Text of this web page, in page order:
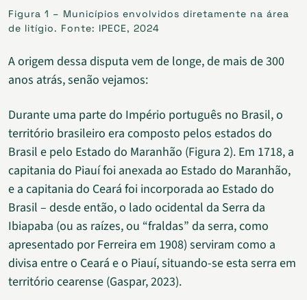
Figura 1 – Municípios envolvidos diretamente na área
de litígio. Fonte: IPECE, 2024
A origem dessa disputa vem de longe, de mais de 300
anos atrás, senão vejamos:
Durante uma parte do Império português no Brasil, o
território brasileiro era composto pelos estados do
Brasil e pelo Estado do Maranhão (Figura 2). Em 1718, a
capitania do Piauí foi anexada ao Estado do Maranhão,
e a capitania do Ceará foi incorporada ao Estado do
Brasil – desde então, o lado ocidental da Serra da
Ibiapaba (ou as raízes, ou “fraldas” da serra, como
apresentado por Ferreira em 1908) serviram como a
divisa entre o Ceará e o Piauí, situando-se esta serra em
território cearense (Gaspar, 2023).